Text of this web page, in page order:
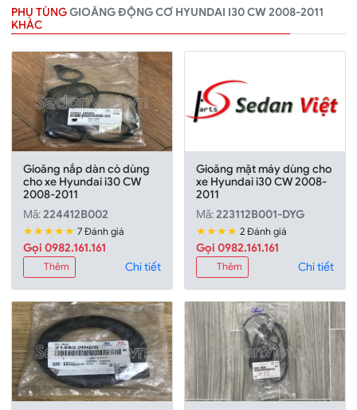
PHỤ TÙNGGIOĂNG ĐỘNG CƠ HYUNDAI I30 CW 2008-2011
KHÁC
Gioăng nắp dàn cò dùng
cho xe Hyundai i30 CW
2008-2011
Mã:224412B002
★★★★★ 7 Đánh giá
Gọi 0982.161.161
Thêm Chi tiết
Gioăng mặt máy dùng cho
xe Hyundai i30 CW 2008-
2011
Mã:223112B001-DYG
★★★★ 2 Đánh giá
Gọi 0982.161.161
Thêm Chi tiết